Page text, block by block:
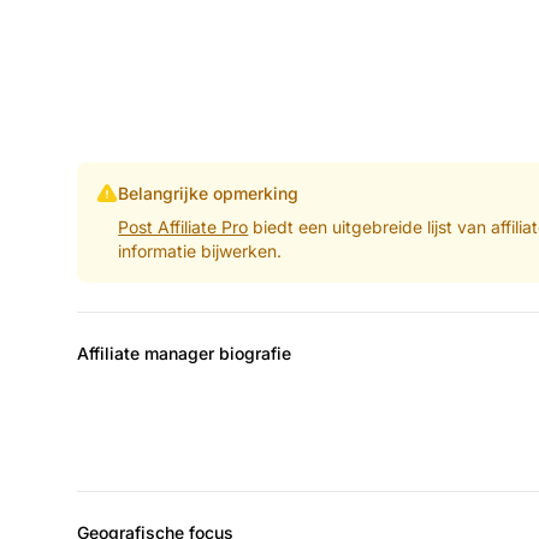
Belangrijke opmerking
Post Affiliate Pro biedt een uitgebreide lijst van
informatie bijwerken.
Affiliate manager biografie
Geografische focus